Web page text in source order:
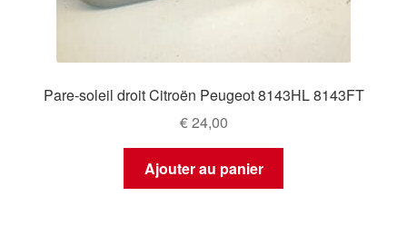
Pare-soleil droit Citroën Peugeot 8143HL 8143FT
€24,00
Ajouter au panier